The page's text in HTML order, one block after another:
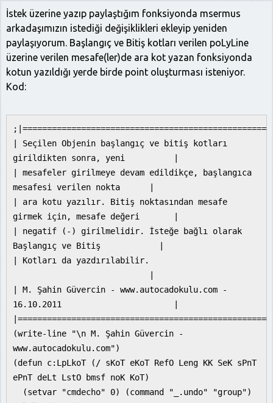
İstek üzerine yazıp paylaştığım fonksiyonda msermus
arkadaşımızın istediği değişiklikleri ekleyip yeniden
paylaşıyorum. Başlangıç ve Bitiş kotları verilen poLyLine
üzerine verilen mesafe(ler)de ara kot yazan fonksiyonda
kotun yazıldığı yerde birde point oluşturması isteniyor.
Kod:
| Seçilen Objenin başlangıç ve bitiş kotları
girildikten sonra, yeni |
| mesafeler girilmeye devam edildikçe, başlangıca
mesafesi verilen nokta |
| ara kotu yazılır. Bitiş noktasından mesafe
girmek için, mesafe değeri |
| negatif (-) girilmelidir. İsteğe bağlı olarak
Başlangıç ve Bitiş |
| Kotları da yazdırılabilir.
| M. Şahin Güvercin - www.autocadokulu.com -
16.10.2011 |
(write-line "\n M. Şahin Güvercin -
www.autocadokulu.com")
(defun c:LpLkoT (/ sKoT eKoT RefO Leng KK SeK sPnT
ePnT deLt LstO bmsf noK KoT)
(setvar "cmdecho" 0) (command "_.undo" "group")